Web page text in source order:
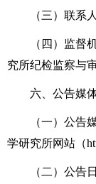
（三）联系
（四）监督
究所纪检监察与
六、公告媒
（一）公告
学研究所网站（
（二）公告